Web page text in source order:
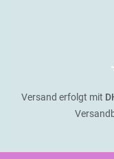
Versand erfolgt mit